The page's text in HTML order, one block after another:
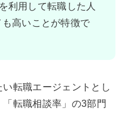
を利用して転職した人
高いことが特徴で
転職エージェントとし
転職相談率」の3部門